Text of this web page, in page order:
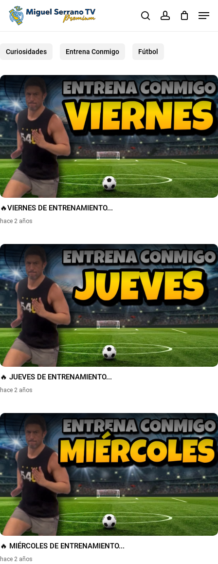
main
searchaccount
Curiosidades Entrena Conmigo Fútbol
🔥VIERNES DE ENTRENAMIENTO...
hace 2 años
🔥 JUEVES DE ENTRENAMIENTO...
hace 2 años
🔥 MIÉRCOLES DE ENTRENAMIENTO...
hace 2 años